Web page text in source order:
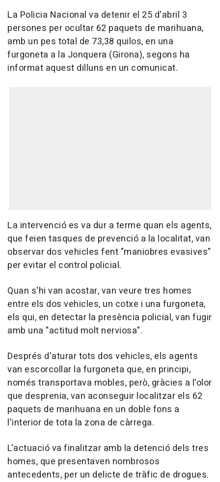
La Policia Nacional va detenir el 25 d'abril 3
persones per ocultar 62 paquets de marihuana,
amb un pes total de 73,38 quilos, en una
furgoneta a la Jonquera (Girona), segons ha
informat aquest dilluns en un comunicat.
La intervenció es va dur a terme quan els agents,
que feien tasques de prevenció a la localitat, van
observar dos vehicles fent "maniobres evasives"
per evitar el control policial.
Quan s'hi van acostar, van veure tres homes
entre els dos vehicles, un cotxe i una furgoneta,
els qui, en detectar la presència policial, van fugir
amb una "actitud molt nerviosa".
Després d'aturar tots dos vehicles, els agents
van escorcollar la furgoneta que, en principi,
només transportava mobles, però, gràcies a l'olor
que desprenia, van aconseguir localitzar els 62
paquets de marihuana en un doble fons a
l'interior de tota la zona de càrrega.
L'actuació va finalitzar amb la detenció dels tres
homes, que presentaven nombrosos
antecedents, per un delicte de tràfic de drogues.